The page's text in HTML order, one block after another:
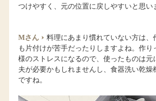
つけやすく、元の位置に戻しやすいと思い
Mさん
料理にあまり慣れていない方は、
も片付けが苦手だったりしますよね。作り
様のストレスになるので、使ったものは元
夫が必要かもしれませんし、食器洗い乾燥
ですね。